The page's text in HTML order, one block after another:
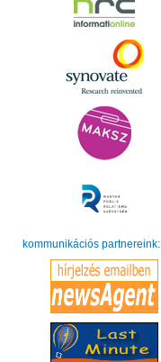
kommunikációs partnereink: